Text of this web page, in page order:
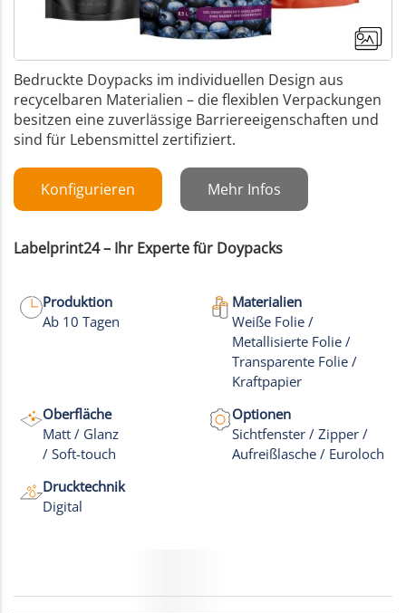
+17
Bedruckte Doypacks im individuellen Design aus
recycelbaren Materialien – die flexiblen Verpackungen
besitzen eine zuverlässige Barriereeigenschaften und
sind für Lebensmittel zertifiziert.
Konfigurieren Mehr Infos
Labelprint24 – Ihr Experte für Doypacks
Produktion
Ab 10 Tagen
Materialien
Weiße Folie /
Metallisierte Folie /
Transparente Folie /
Kraftpapier
Oberfläche
Matt / Glanz
/ Soft-touch
Optionen
Sichtfenster / Zipper /
Aufreißlasche / Euroloch
Drucktechnik
Digital